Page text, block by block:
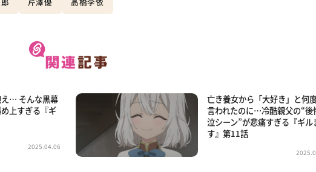
… そんな黒幕
上すぎる『ギ
2025.04.06
亡き養女から「大好き」と何
言われたのに…冷酷親父の“後
泣シーン”が悲痛すぎる『ギル
す』第11話